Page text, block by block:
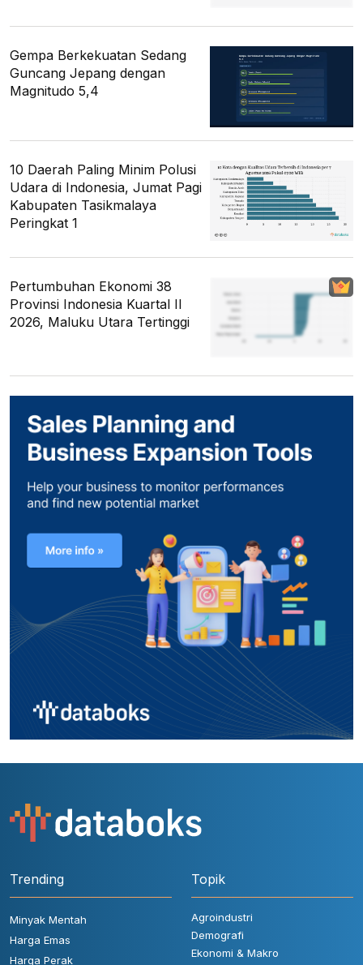
Gempa Berkekuatan Sedang
Guncang Jepang dengan
Magnitudo 5,4
10 Daerah Paling Minim Polusi
Udara di Indonesia, Jumat Pagi
Kabupaten Tasikmalaya
Peringkat 1
Pertumbuhan Ekonomi 38
Provinsi Indonesia Kuartal II
2026, Maluku Utara Tertinggi
Trending
Minyak Mentah
Harga Emas
Harga Perak
Topik
Agroindustri
Demografi
Ekonomi & Makro